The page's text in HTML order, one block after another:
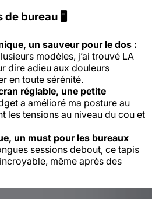
de bureau 🖥️
un sauveur pour le dos :
modèles, j’ai trouvé LA
dire adieu aux douleurs
en toute sérénité.
réglable, une petite
a amélioré ma posture au
les tensions au niveau du cou et
un must pour les bureaux
sessions debout, ce tapis
même après des